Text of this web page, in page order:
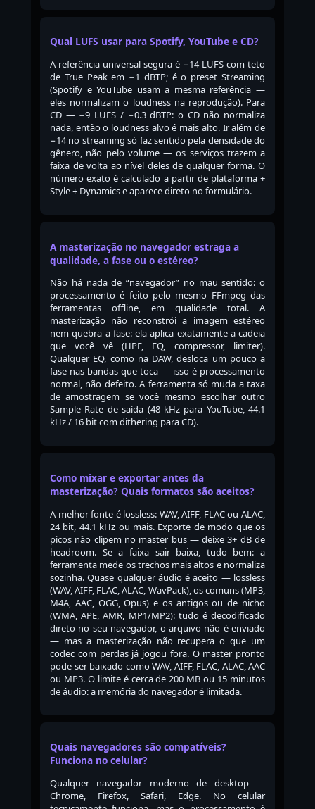
Qual LUFS usar para Spotify, YouTube e CD?
A referência universal segura é −14 LUFS com teto
de True Peak em −1 dBTP; é o preset Streaming
(Spotify e YouTube usam a mesma referência —
eles normalizam o loudness na reprodução). Para
CD — −9 LUFS / −0.3 dBTP: o CD não normaliza
nada, então o loudness alvo é mais alto. Ir além de
−14 no streaming só faz sentido pela densidade do
gênero, não pelo volume — os serviços trazem a
faixa de volta ao nível deles de qualquer forma. O
número exato é calculado a partir de plataforma +
Style + Dynamics e aparece direto no formulário.
A masterização no navegador estraga a
qualidade, a fase ou o estéreo?
Não há nada de “navegador” no mau sentido: o
processamento é feito pelo mesmo FFmpeg das
ferramentas offline, em qualidade total. A
masterização não reconstrói a imagem estéreo
nem quebra a fase: ela aplica exatamente a cadeia
que você vê (HPF, EQ, compressor, limiter).
Qualquer EQ, como na DAW, desloca um pouco a
fase nas bandas que toca — isso é processamento
normal, não defeito. A ferramenta só muda a taxa
de amostragem se você mesmo escolher outro
Sample Rate de saída (48 kHz para YouTube, 44.1
kHz / 16 bit com dithering para CD).
Como mixar e exportar antes da
masterização? Quais formatos são aceitos?
A melhor fonte é lossless: WAV, AIFF, FLAC ou ALAC,
24 bit, 44.1 kHz ou mais. Exporte de modo que os
picos não clipem no master bus — deixe 3+ dB de
headroom. Se a faixa sair baixa, tudo bem: a
ferramenta mede os trechos mais altos e normaliza
sozinha. Quase qualquer áudio é aceito — lossless
(WAV, AIFF, FLAC, ALAC, WavPack), os comuns (MP3,
M4A, AAC, OGG, Opus) e os antigos ou de nicho
(WMA, APE, AMR, MP1/MP2): tudo é decodificado
direto no seu navegador, o arquivo não é enviado
— mas a masterização não recupera o que um
codec com perdas já jogou fora. O master pronto
pode ser baixado como WAV, AIFF, FLAC, ALAC, AAC
ou MP3. O limite é cerca de 200 MB ou 15 minutos
de áudio: a memória do navegador é limitada.
Quais navegadores são compatíveis?
Funciona no celular?
Qualquer navegador moderno de desktop —
Chrome, Firefox, Safari, Edge. No celular